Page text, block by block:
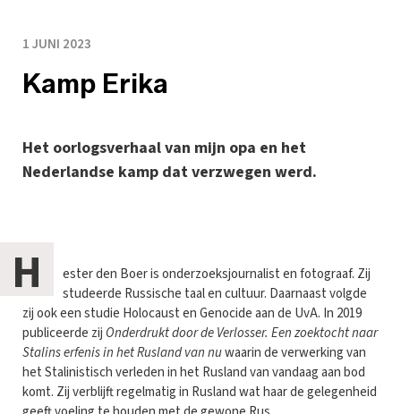
1 JUNI 2023
Kamp Erika
Het oorlogsverhaal van mijn opa en het
Nederlandse kamp dat verzwegen werd.
H
ester den Boer is onderzoeksjournalist en fotograaf. Zij
studeerde Russische taal en cultuur. Daarnaast volgde
zij ook een studie Holocaust en Genocide aan de UvA. In 2019
publiceerde zij Onderdrukt door de Verlosser. Een zoektocht naar
Stalins erfenis in het Rusland van nuwaarin de verwerking van
het Stalinistisch verleden in het Rusland van vandaag aan bod
komt. Zij verblijft regelmatig in Rusland wat haar de gelegenheid